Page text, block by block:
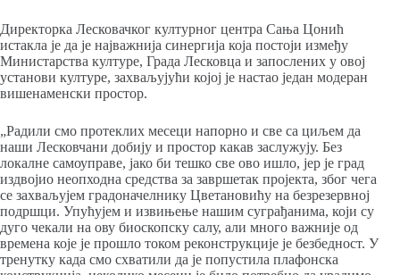
Директорка Лесковачког културног центра Сања Цонић
истакла је да је најважнија синергија која постоји између
Министарства културе, Града Лесковца и запослених у овој
установи културе, захваљујући којој је настао један модеран
вишенаменски простор.
„Радили смо протеклих месеци напорно и све са циљем да
наши Лесковчани добију и простор какав заслужују. Без
локалне самоуправе, јако би тешко све ово ишло, јер је град
издвојио неопходна средства за завршетак пројекта, због чега
се захваљујем градоначелнику Цветановићу на безрезервној
подршци. Упућујем и извињење нашим суграђанима, који су
дуго чекали на ову биоскопску салу, али много важније од
времена које је прошло током реконструкције је безбедност. У
тренутку када смо схватили да је попустила плафонска